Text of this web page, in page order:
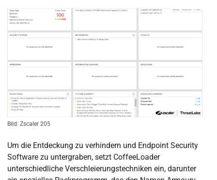
Bild: Zscaler 205
Um die Entdeckung zu verhindern und Endpoint Security
Software zu untergraben, setzt CoffeeLoader
unterschiedliche Verschleierungstechniken ein, darunter